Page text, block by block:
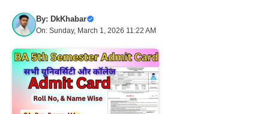
By: DkKhabar
On: Sunday, March 1, 2026 11:22 AM